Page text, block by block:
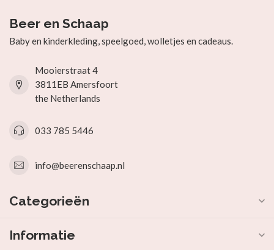
Beer en Schaap
Baby en kinderkleding, speelgoed, wolletjes en cadeaus.
Mooierstraat 4
3811EB Amersfoort
the Netherlands
033 785 5446
info@beerenschaap.nl
Categorieën
Informatie